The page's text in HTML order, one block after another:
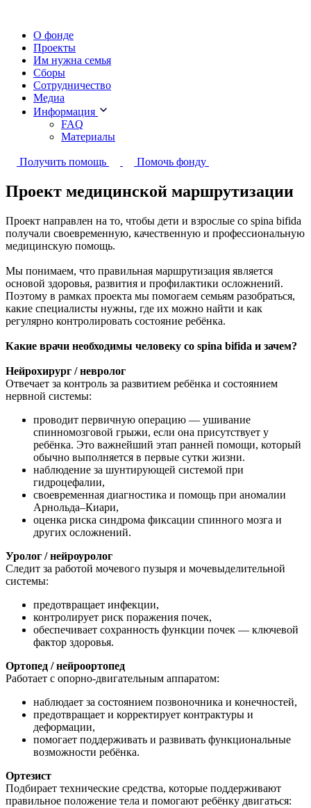
О фонде
Проекты
Им нужна семья
Сборы
Сотрудничество
Медиа
Информация
FAQ
Материалы
Получить помощь Помочь фонду
Проект медицинской маршрутизации
Проект направлен на то, чтобы дети и взрослые со spina bifida
получали своевременную, качественную и профессиональную
медицинскую помощь.
Мы понимаем, что правильная маршрутизация является
основой здоровья, развития и профилактики осложнений.
Поэтому в рамках проекта мы помогаем семьям разобраться,
какие специалисты нужны, где их можно найти и как
регулярно контролировать состояние ребёнка.
Какие врачи необходимы человеку со spina bifida и зачем?
Нейрохирург / невролог
Отвечает за контроль за развитием ребёнка и состоянием
нервной системы:
проводит первичную операцию — ушивание
спинномозговой грыжи, если она присутствует у
ребёнка. Это важнейший этап ранней помощи, который
обычно выполняется в первые сутки жизни.
наблюдение за шунтирующей системой при
гидроцефалии,
своевременная диагностика и помощь при аномалии
Арнольда–Киари,
оценка риска синдрома фиксации спинного мозга и
других осложнений.
Уролог / нейроуролог
Следит за работой мочевого пузыря и мочевыделительной
системы:
предотвращает инфекции,
контролирует риск поражения почек,
обеспечивает сохранность функции почек — ключевой
фактор здоровья.
Ортопед / нейроортопед
Работает с опорно-двигательным аппаратом:
наблюдает за состоянием позвоночника и конечностей,
предотвращает и корректирует контрактуры и
деформации,
помогает поддерживать и развивать функциональные
возможности ребёнка.
Ортезист
Подбирает технические средства, которые поддерживают
правильное положение тела и помогают ребёнку двигаться: